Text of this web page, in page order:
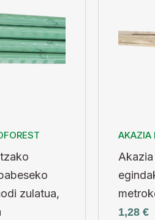
zulatua,
AKAZIA
1,28 €